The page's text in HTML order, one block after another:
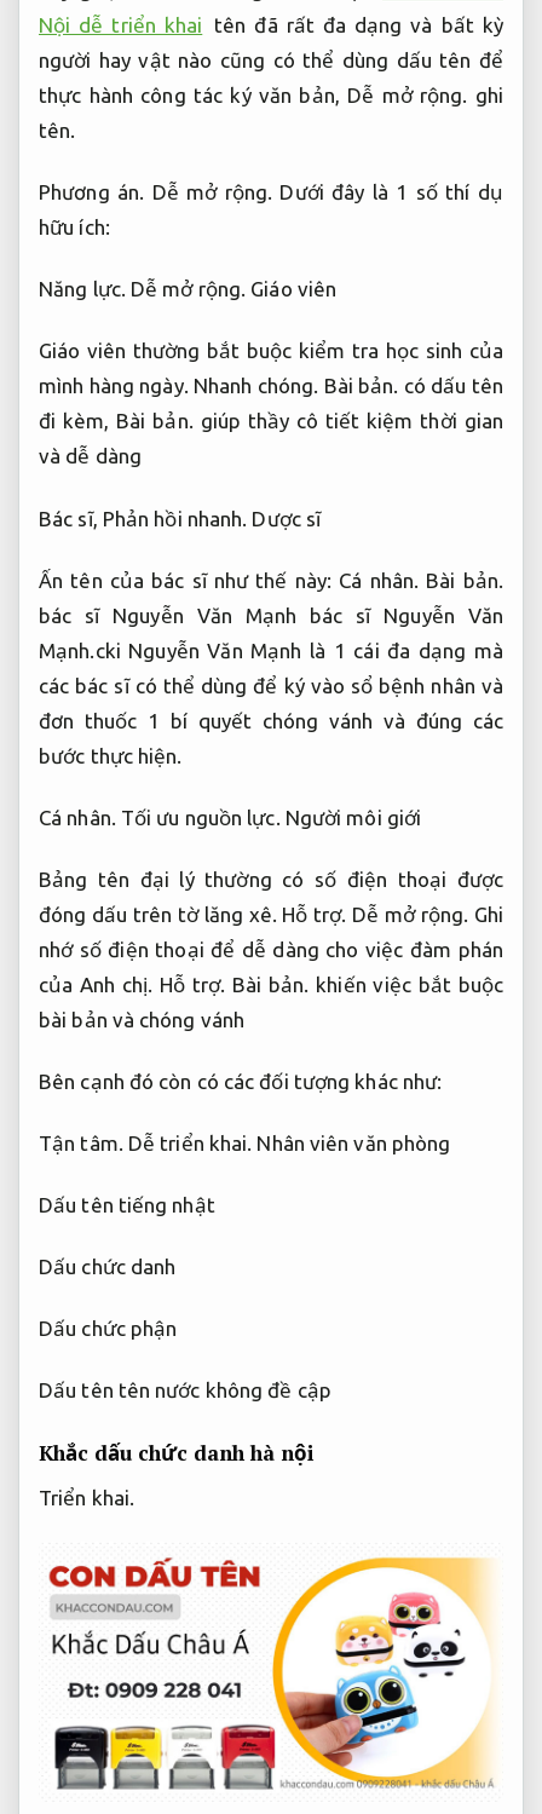
Nội dễ triển khai
tên đã rất đa dạng và bất kỳ
người hay vật nào cũng có thể dùng dấu tên để
thực hành công tác ký văn bản, Dễ mở rộng. ghi
tên.
Phương án. Dễ mở rộng. Dưới đây là 1 số thí dụ
hữu ích:
Năng lực. Dễ mở rộng. Giáo viên
Giáo viên thường bắt buộc kiểm tra học sinh của
mình hàng ngày. Nhanh chóng. Bài bản. có dấu tên
đi kèm, Bài bản. giúp thầy cô tiết kiệm thời gian
và dễ dàng
Bác sĩ, Phản hồi nhanh. Dược sĩ
Ấn tên của bác sĩ như thế này: Cá nhân.
Bài bản.
bác sĩ Nguyễn Văn Mạnh bác sĩ Nguyễn Văn
Mạnh.cki Nguyễn Văn Mạnh là 1 cái đa dạng mà
các bác sĩ có thể dùng để ký vào sổ bệnh nhân và
đơn thuốc 1 bí quyết chóng vánh và đúng các
bước thực hiện.
Cá nhân. Tối ưu nguồn lực. Người môi giới
Bảng tên đại lý thường có số điện thoại được
đóng dấu trên tờ lăng xê. Hỗ trợ. Dễ mở rộng. Ghi
nhớ số điện thoại để dễ dàng cho việc đàm phán
của Anh chị. Hỗ trợ. Bài bản. khiến việc bắt buộc
bài bản và chóng vánh
Bên cạnh đó còn có các đối tượng khác như:
Tận tâm. Dễ triển khai. Nhân viên văn phòng
Dấu tên tiếng nhật
Dấu chức danh
Dấu chức phận
Dấu tên tên nước không đề cập
Khắc dấu chức danh hà nội
Triển khai.